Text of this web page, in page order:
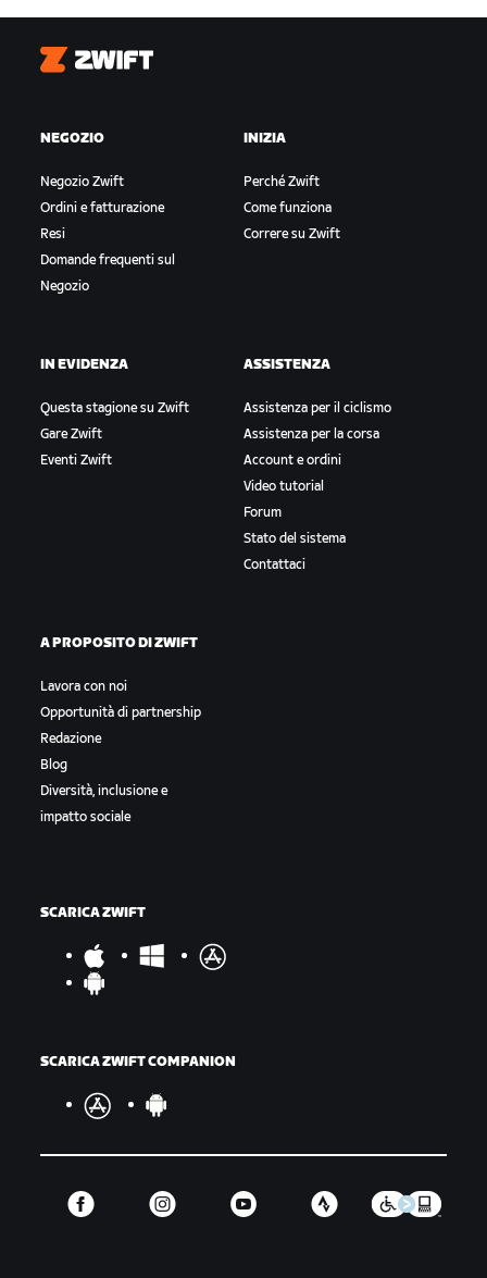
Zwift
NEGOZIO
Negozio Zwift
Ordini e fatturazione
Resi
Domande frequenti sul
Negozio
INIZIA
Perché Zwift
Come funziona
Correre su Zwift
IN EVIDENZA
Questa stagione su Zwift
Gare Zwift
Eventi Zwift
ASSISTENZA
Assistenza per il ciclismo
Assistenza per la corsa
Account e ordini
Video tutorial
Forum
Stato del sistema
Contattaci
A PROPOSITO DI ZWIFT
Lavora con noi
Opportunità di partnership
Redazione
Blog
Diversità, inclusione e
impatto sociale
SCARICA ZWIFT
SCARICA ZWIFT COMPANION